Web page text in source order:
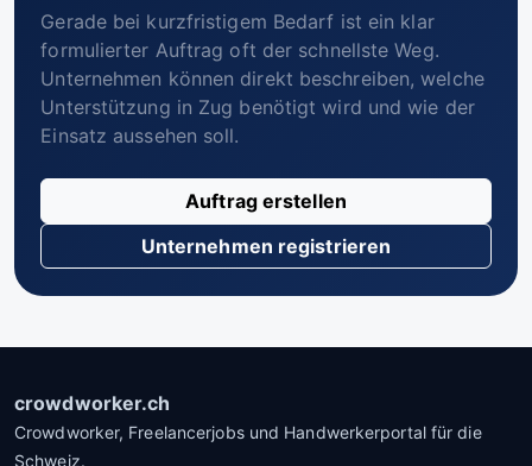
Gerade bei kurzfristigem Bedarf ist ein klar
formulierter Auftrag oft der schnellste Weg.
Unternehmen können direkt beschreiben, welche
Unterstützung in Zug benötigt wird und wie der
Einsatz aussehen soll.
Auftrag erstellen
Unternehmen registrieren
crowdworker.ch
Crowdworker, Freelancerjobs und Handwerkerportal für die
Schweiz.